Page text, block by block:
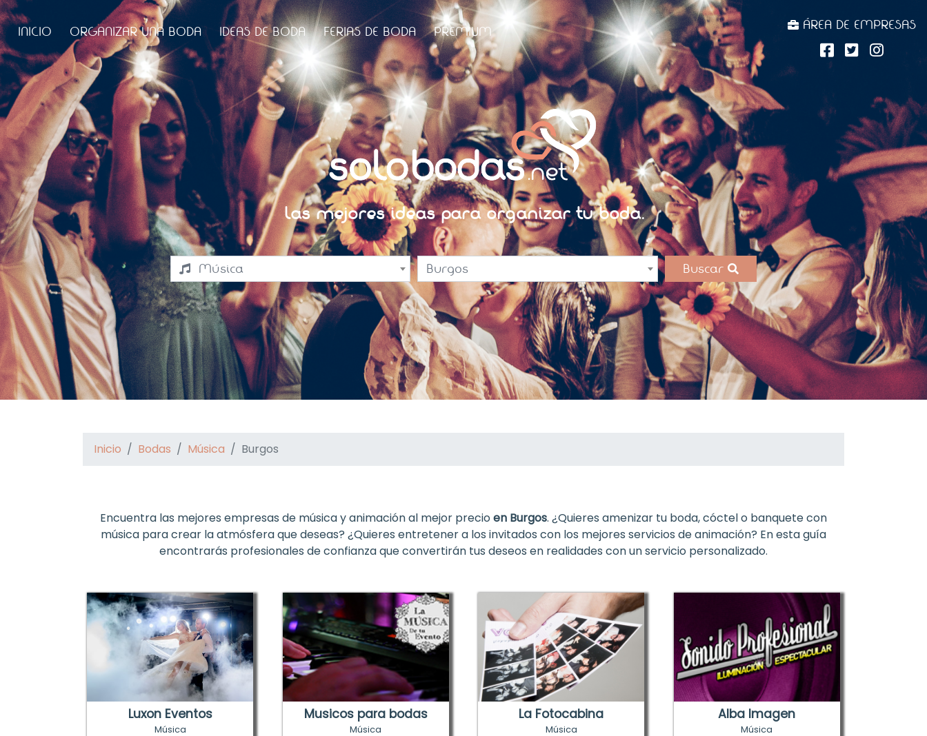
INICIO ORGANIZAR UNA BODA IDEAS DE BODA FERIAS DE BODA PREMIUM ÁREA DE EMPRESAS
Las mejores ideas para organizar tu boda.
Música Burgos Buscar
Inicio Bodas Música Burgos
Encuentra las mejores empresas de música y animación al mejor precio en Burgos. ¿Quieres amenizar tu boda, cóctel o banquete con
música para crear la atmósfera que deseas? ¿Quieres entretener a los invitados con los mejores servicios de animación? En esta guía
encontrarás profesionales de confianza que convertirán tus deseos en realidades con un servicio personalizado.
Luxon Eventos
Música
Musicos para bodas
Música
La Fotocabina
Música
Alba Imagen
Música